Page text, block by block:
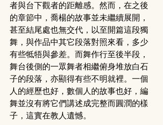
者與台下觀者的距離感。然而，在之後
的章節中，喬楊的故事並未繼續展開，
甚至結尾處也無交代，以至開篇這段獨
舞，與作品中其它段落對照來看，多少
有些牴牾與參差。而舞作行至後半段，
舞台後側的一眾舞者相繼俯身堆放白石
子的段落，亦顯得有些不明就裡。一個
人的經歷也好，數個人的故事也好，編
舞並沒有將它們講述成完整而圓潤的樣
子，這實在教人遺憾。